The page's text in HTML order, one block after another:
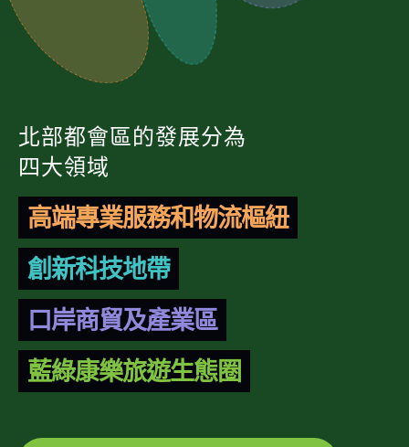
北部都會區的發展分為
四大領域
高端專業服務和物流樞紐
創新科技地帶
口岸商貿及產業區
藍綠康樂旅遊生態圈